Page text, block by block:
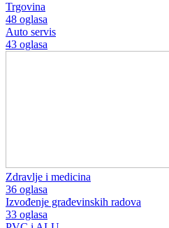
Trgovina
48 oglasa
Auto servis
43 oglasa
Zdravlje i medicina
36 oglasa
Izvođenje građevinskih radova
33 oglasa